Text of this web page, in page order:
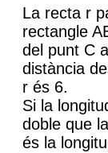
La recta r
rectangle
del punt C
distància
r és 6.
Si la
doble que
és la